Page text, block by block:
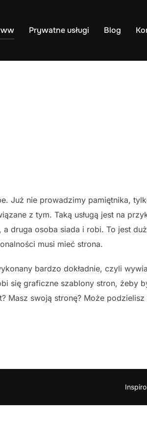
Prywatne usługi Blog
Już nie prowadzimy pamiętnika,
z tym. Taką usługą jest na
druga osoba siada i robi. To jest
musi mieć strona.
bardzo dokładnie, czyli
się graficzne szablony stron, żeby
Masz swoją stronę? Może podzielisz